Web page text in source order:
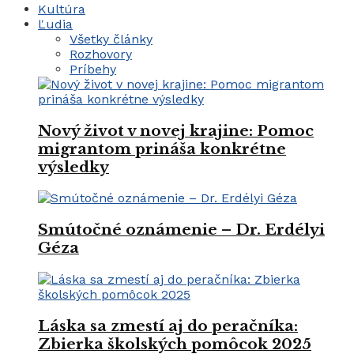
Kultúra
Ľudia
Všetky články
Rozhovory
Príbehy
Nový život v novej krajine: Pomoc
migrantom prináša konkrétne
výsledky
Smútočné oznámenie – Dr. Erdélyi
Géza
Láska sa zmestí aj do peračníka:
Zbierka školských pomôcok 2025